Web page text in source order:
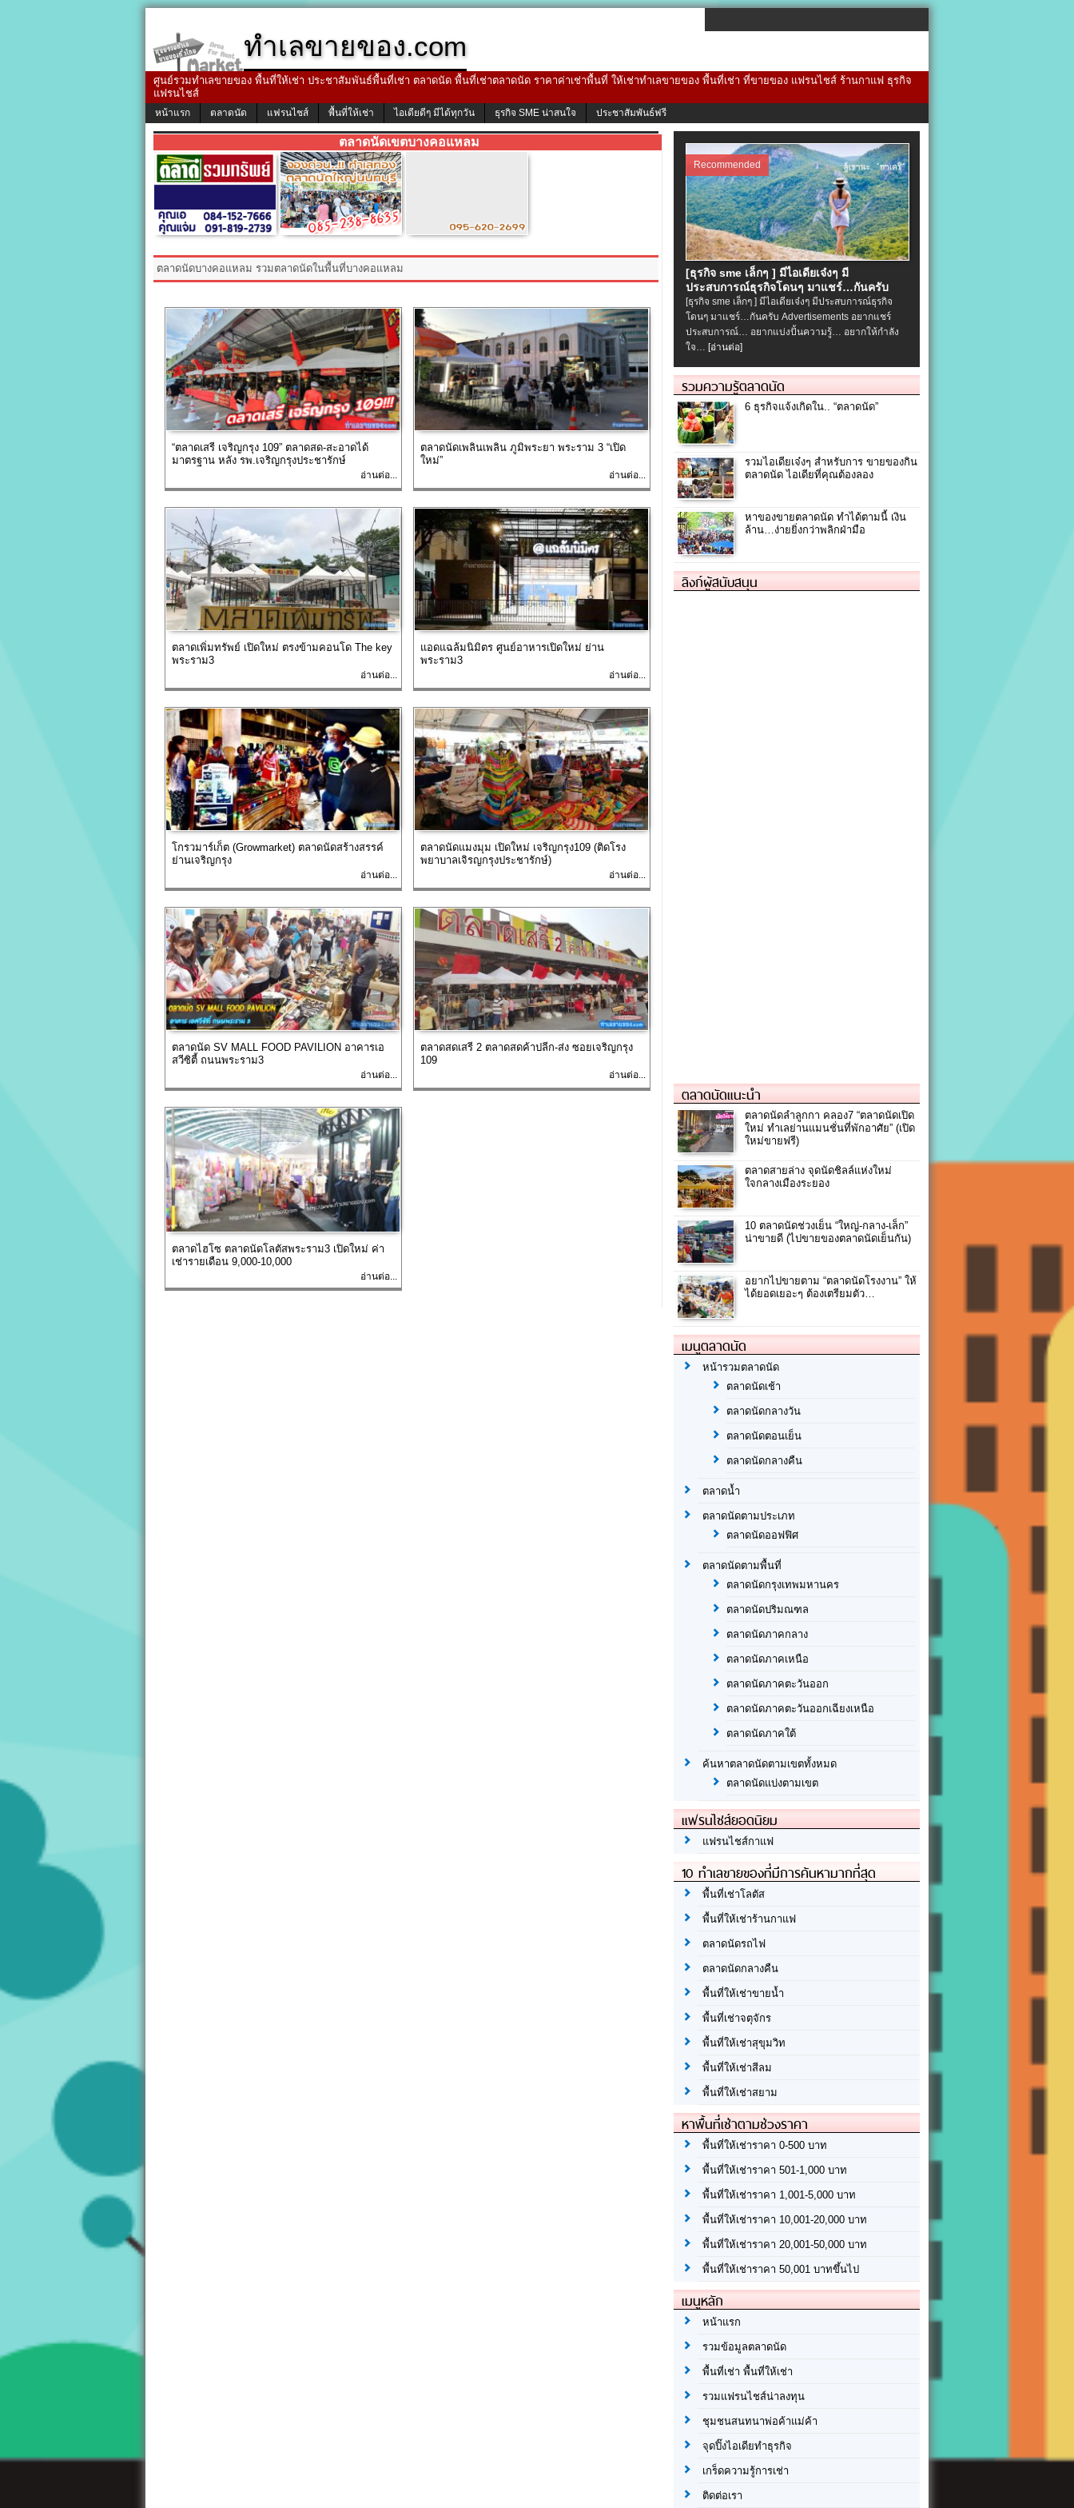
ทำเลขายของ.com
ศูนย์รวมทำเลขายของ พื้นที่ให้เช่า ประชาสัมพันธ์พื้นที่เช่า ตลาดนัด พื้นที่เช่าตลาดนัด ราคาค่าเช่าพื้นที่ ให้เช่าทำเลขายของ พื้นที่เช่า ที่ขายของ แฟรนไชส์ ร้านกาแฟ ธุรกิจ
แฟรนไชส์
หน้าแรก ตลาดนัด แฟรนไชส์ พื้นที่ให้เช่า ไอเดียดีๆ มีได้ทุกวัน ธุรกิจ SME น่าสนใจ ประชาสัมพันธ์ฟรี
ตลาดนัดเขตบางคอแหลม
ตลาดนัดบางคอแหลม รวมตลาดนัดในพื้นที่บางคอแหลม
“ตลาดเสรี เจริญกรุง 109” ตลาดสด-สะอาดได้
มาตรฐาน หลัง รพ.เจริญกรุงประชารักษ์
อ่านต่อ...
ตลาดนัดเพลินเพลิน ภูมิพระยา พระราม 3 “เปิด
ใหม่”
อ่านต่อ...
ตลาดเพิ่มทรัพย์ เปิดใหม่ ตรงข้ามคอนโด The key
พระราม3
อ่านต่อ...
แอดแฉล้มนิมิตร ศูนย์อาหารเปิดใหม่ ย่าน
พระราม3
อ่านต่อ...
โกรวมาร์เก็ต (Growmarket) ตลาดนัดสร้างสรรค์
ย่านเจริญกรุง
อ่านต่อ...
ตลาดนัดแมงมุม เปิดใหม่ เจริญกรุง109 (ติดโรง
พยาบาลเจิรญกรุงประชารักษ์)
อ่านต่อ...
ตลาดนัด SV MALL FOOD PAVILION อาคารเอ
สวีซิตี้ ถนนพระราม3
อ่านต่อ...
ตลาดสดเสรี 2 ตลาดสดค้าปลีก-ส่ง ซอยเจริญกรุง
109
อ่านต่อ...
ตลาดไฮโซ ตลาดนัดโลตัสพระราม3 เปิดใหม่ ค่า
เช่ารายเดือน 9,000-10,000
อ่านต่อ...
Recommended
[ธุรกิจ sme เล็กๆ ] มีไอเดียเจ๋งๆ มี
ประสบการณ์ธุรกิจโดนๆ มาแชร์…กันครับ
[ธุรกิจ sme เล็กๆ ] มีไอเดียเจ๋งๆ มีประสบการณ์ธุรกิจ
โดนๆ มาแชร์…กันครับ Advertisements อยากแชร์
ประสบการณ์… อยากแบ่งปั้นความรู้… อยากให้กำลัง
ใจ… [อ่านต่อ]
รวมความรู้ตลาดนัด
6 ธุรกิจแจ้งเกิดใน.. “ตลาดนัด”
รวมไอเดียเจ๋งๆ สำหรับการ ขายของกิน
ตลาดนัด ไอเดียที่คุณต้องลอง
หาของขายตลาดนัด ทำได้ตามนี้ เงิน
ล้าน…ง่ายยิ่งกว่าพลิกฝ่ามือ
ลิงก์ผู้สนับสนุน
ตลาดนัดแนะนำ
ตลาดนัดลำลูกกา คลอง7 “ตลาดนัดเปิด
ใหม่ ทำเลย่านแมนชั่นที่พักอาศัย” (เปิด
ใหม่ขายฟรี)
ตลาดสายล่าง จุดนัดชิลล์แห่งใหม่
ใจกลางเมืองระยอง
10 ตลาดนัดช่วงเย็น “ใหญ่-กลาง-เล็ก”
น่าขายดี (ไปขายของตลาดนัดเย็นกัน)
อยากไปขายตาม “ตลาดนัดโรงงาน” ให้
ได้ยอดเยอะๆ ต้องเตรียมตัว…
เมนูตลาดนัด
หน้ารวมตลาดนัด
ตลาดนัดเช้า
ตลาดนัดกลางวัน
ตลาดนัดตอนเย็น
ตลาดนัดกลางคืน
ตลาดน้ำ
ตลาดนัดตามประเภท
ตลาดนัดออฟฟิศ
ตลาดนัดตามพื้นที่
ตลาดนัดกรุงเทพมหานคร
ตลาดนัดปริมณฑล
ตลาดนัดภาคกลาง
ตลาดนัดภาคเหนือ
ตลาดนัดภาคตะวันออก
ตลาดนัดภาคตะวันออกเฉียงเหนือ
ตลาดนัดภาคใต้
ค้นหาตลาดนัดตามเขตทั้งหมด
ตลาดนัดแบ่งตามเขต
แฟรนไชส์ยอดนิยม
แฟรนไชส์กาแฟ
10 ทำเลขายของที่มีการค้นหามากที่สุด
พื้นที่เช่าโลตัส
พื้นที่ให้เช่าร้านกาแฟ
ตลาดนัดรถไฟ
ตลาดนัดกลางคืน
พื้นที่ให้เช่าขายน้ำ
พื้นที่เช่าจตุจักร
พื้นที่ให้เช่าสุขุมวิท
พื้นที่ให้เช่าสีลม
พื้นที่ให้เช่าสยาม
หาพื้นที่เช่าตามช่วงราคา
พื้นที่ให้เช่าราคา 0-500 บาท
พื้นที่ให้เช่าราคา 501-1,000 บาท
พื้นที่ให้เช่าราคา 1,001-5,000 บาท
พื้นที่ให้เช่าราคา 10,001-20,000 บาท
พื้นที่ให้เช่าราคา 20,001-50,000 บาท
พื้นที่ให้เช่าราคา 50,001 บาทขึ้นไป
เมนูหลัก
หน้าแรก
รวมข้อมูลตลาดนัด
พื้นที่เช่า พื้นที่ให้เช่า
รวมแฟรนไชส์น่าลงทุน
ชุมชนสนทนาพ่อค้าแม่ค้า
จุดปิ๊งไอเดียทำธุรกิจ
เกร็ดความรู้การเช่า
ติดต่อเรา